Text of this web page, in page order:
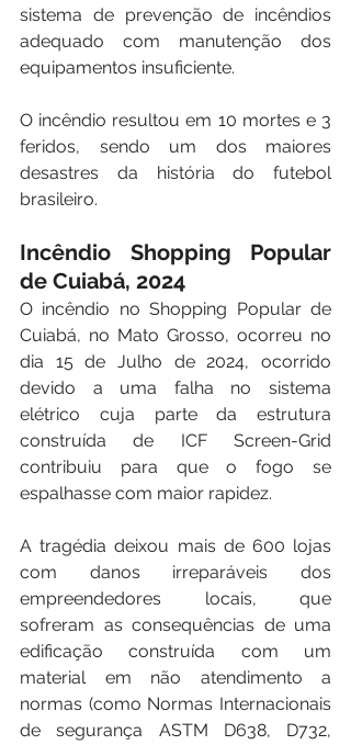
sistema de prevenção de incêndios
adequado com manutenção dos
equipamentos insuficiente.
O incêndio resultou em 10 mortes e 3
feridos, sendo um dos maiores
desastres da história do futebol
brasileiro.
Incêndio Shopping Popular
de Cuiabá, 2024
O incêndio no Shopping Popular de
Cuiabá, no Mato Grosso, ocorreu no
dia 15 de Julho de 2024, ocorrido
devido a uma falha no sistema
elétrico cuja parte da estrutura
construída de ICF Screen-Grid
contribuiu para que o fogo se
espalhasse com maior rapidez.
A tragédia deixou mais de 600 lojas
com danos irreparáveis dos
empreendedores locais, que
sofreram as consequências de uma
edificação construída com um
material em não atendimento a
normas (como Normas Internacionais
de segurança ASTM D638, D732,